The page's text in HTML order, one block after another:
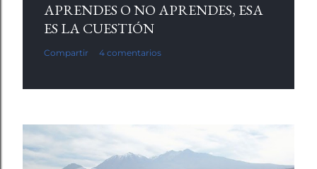
APRENDES O NO APRENDES, ESA
ES LA CUESTIÓN
Compartir 4 comentarios